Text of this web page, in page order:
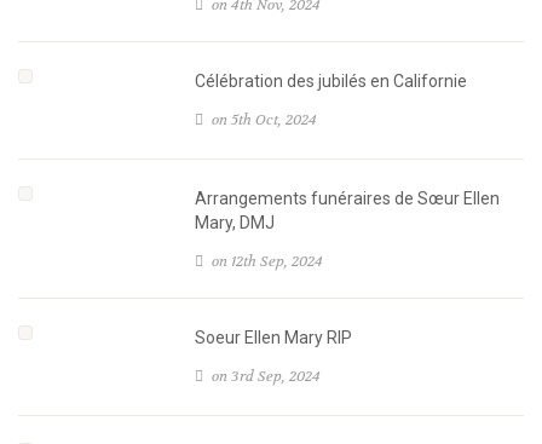
on 4th Nov, 2024
Célébration des jubilés en Californie
on 5th Oct, 2024
Arrangements funéraires de Sœur Ellen
Mary, DMJ
on 12th Sep, 2024
Soeur Ellen Mary RIP
on 3rd Sep, 2024